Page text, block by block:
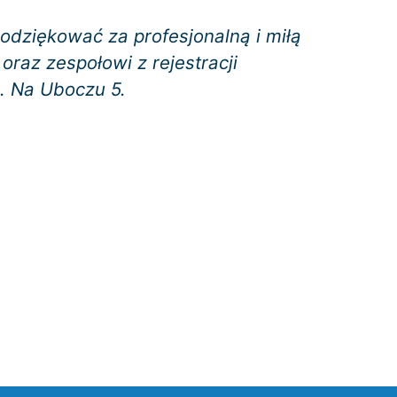
za profesjonalną i miłą
zespołowi z rejestracji
Na Uboczu 5.